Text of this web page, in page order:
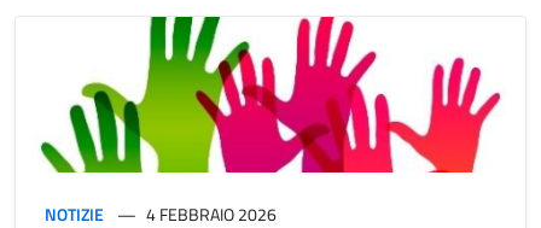
NOTIZIE 4 FEBBRAIO 2026